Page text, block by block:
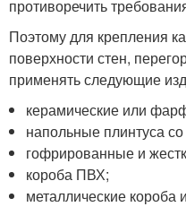
противоречить
Поэтому для крепления
поверхности стен,
применять следующие
керамические или
напольные плинтуса
гофрированные и
короба ПВХ;
металлические короба